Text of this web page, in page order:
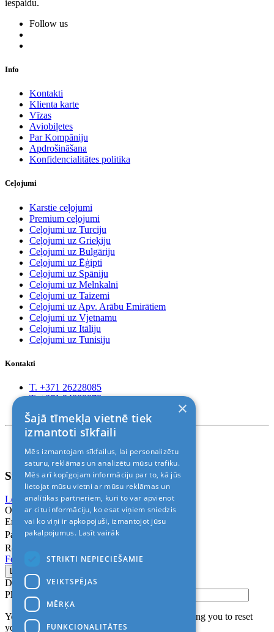
iespaidu.
Follow us
Info
Kontakti
Klienta karte
Vīzas
Aviobiļetes
Par Kompāniju
Apdrošināšana
Konfidencialitātes politika
Ceļojumi
Karstie ceļojumi
Premium ceļojumi
Ceļojumi uz Turciju
Ceļojumi uz Grieķiju
Ceļojumi uz Bulgāriju
Ceļojumi uz Ēģipti
Ceļojumi uz Spāniju
Ceļojumi uz Melnkalni
Ceļojumi uz Taizemi
Ceļojumi uz Apv. Arābu Emirātiem
Ceļojumi uz Vjetnamu
Ceļojumi uz Itāliju
Ceļojumi uz Tunisiju
Kontakti
T. +371 26228085
T. +371 24888878
© 2011-2026> «ALANI SIA»
Sign In
Login with Facebook Login with Google
Or
Email
Password
Remember me
Forgot Password?
Don’t have an account?
Please confirm login email below
You will receive an email containing a link allowing you to reset
your password to a new preferred one.
×
Šajā tīmekļa vietnē tiek
izmantoti sīkfaili
Mēs izmantojam sīkfailus, lai personalizētu
saturu, reklāmas un analizētu mūsu trafiku.
Mēs arī kopīgojam informāciju par to, kā jūs
lietojat mūsu vietni ar mūsu reklāmas un
analītikas partneriem, kuri to var apvienot
ar citu informāciju, ko esat viņiem sniedzis
vai ko viņi ir apkopojuši, izmantojot jūsu
pakalpojumus. Lasīt vairāk
STRIKTI NEPIECIEŠAMIE
VEIKTSPĒJAS
MĒRĶA
FUNKCIONALITĀTES